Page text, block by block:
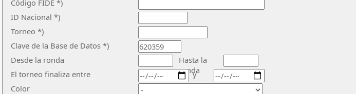
Código FIDE *)
ID Nacional *)
Torneo *)
Clave de la Base de Datos *)
Desde la ronda
Hasta la
ronda
El torneo finaliza entre
Color
y